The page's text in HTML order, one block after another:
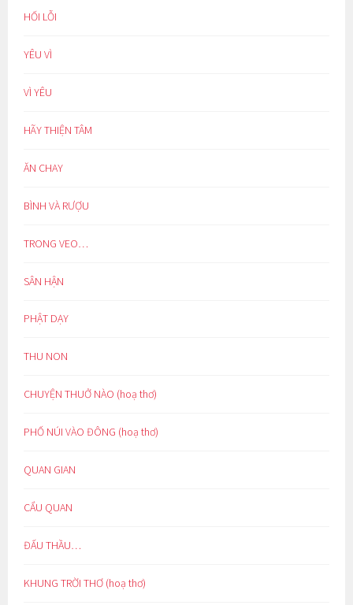
HỐI LỖI
YÊU VÌ
VÌ YÊU
HÃY THIỆN TÂM
ĂN CHAY
BÌNH VÀ RƯỢU
TRONG VEO…
SÂN HẬN
PHẬT DẠY
THU NON
CHUYỆN THUỞ NÀO (hoạ thơ)
PHỐ NÚI VÀO ĐÔNG (hoạ thơ)
QUAN GIAN
CẨU QUAN
ĐẤU THẦU…
KHUNG TRỜI THƠ (hoạ thơ)